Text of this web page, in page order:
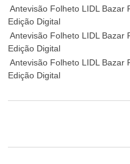
Antevisão Folheto LIDL Bazar
Edição Digital
Antevisão Folheto LIDL Bazar
Edição Digital
Antevisão Folheto LIDL Bazar
Edição Digital